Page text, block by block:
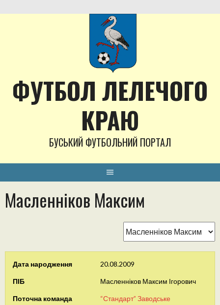
to
ФУТБОЛ ЛЕЛЕЧОГО
КРАЮ
БУСЬКИЙ ФУТБОЛЬНИЙ ПОРТАЛ
Масленніков Максим
Дата народження 20.08.2009
ПІБ Масленніков Максим Ігорович
Поточна команда “Стандарт” Заводське